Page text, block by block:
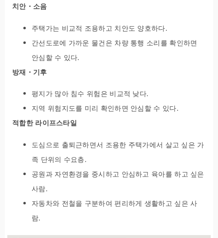
치안・소음
주택가는 비교적 조용하고 치안도 양호하다.
간선도로에 가까운 물건은 차량 통행 소리를 확인하면
안심할 수 있다.
방재・기후
평지가 많아 침수 위험은 비교적 낮다.
지역 위험지도를 미리 확인하면 안심할 수 있다.
적합한 라이프스타일
도심으로 출퇴근하면서 조용한 주택가에서 살고 싶은 가
족 단위의 수요층.
공원과 자연환경을 중시하고 안심하고 육아를 하고 싶은
사람.
자동차와 전철을 구분하여 편리하게 생활하고 싶은 사
람.